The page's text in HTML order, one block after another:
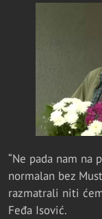
“Ne pada nam na
normalan bez
razmatrali niti
Feđa Isović.